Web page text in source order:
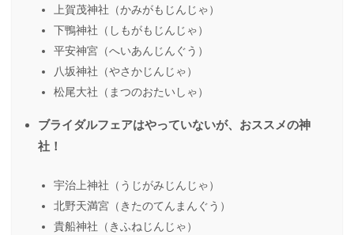
上賀茂神社（かみがもじんじゃ）
下鴨神社（しもがもじんじゃ）
平安神宮（へいあんじんぐう）
八坂神社（やさかじんじゃ）
松尾大社（まつのおたいしゃ）
ブライダルフェアはやっていないが、おススメの神
社！
宇治上神社（うじがみじんじゃ）
北野天満宮（きたのてんまんぐう）
貴船神社（きふねじんじゃ）